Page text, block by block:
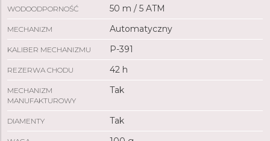
WODOODPORNOŚĆ 50 m / 5 ATM
MECHANIZM Automatyczny
KALIBER MECHANIZMU P-391
REZERWA CHODU 42 h
MECHANIZM
MANUFAKTUROWY
Tak
DIAMENTY Tak